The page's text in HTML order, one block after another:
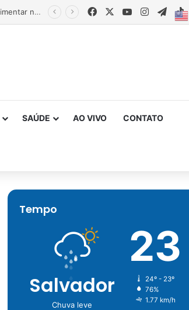
Estado fortalece creches comunitárias com equipamentos para ampliar a segurança alimentar na primeira infância FacebookYouTube
SAÚDE AO VIVO CONTATO
Tempo
Salvador
Chuva leve
23
24º - 23º
76%
1.77 km/h